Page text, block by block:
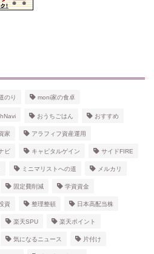
のり moni家の食卓
おうちごはん おすすめ
家 アラフィフ資産運用
ビ キャピタルゲイン サイドFIRE
ミニマリストへの道 メルカリ
固定費削減 学資資金
資 整理整頓 日本高配当株
楽天SPU 楽天ポイント
気になるニュース 片付け